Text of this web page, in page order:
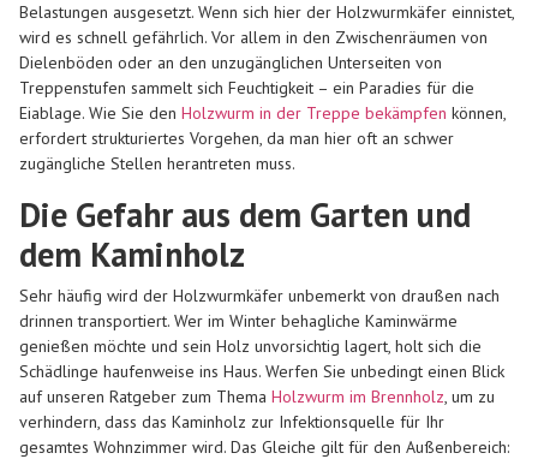
Belastungen ausgesetzt. Wenn sich hier der Holzwurmkäfer einnistet,
wird es schnell gefährlich. Vor allem in den Zwischenräumen von
Dielenböden oder an den unzugänglichen Unterseiten von
Treppenstufen sammelt sich Feuchtigkeit – ein Paradies für die
Eiablage. Wie Sie den Holzwurm in der Treppe bekämpfen können,
erfordert strukturiertes Vorgehen, da man hier oft an schwer
zugängliche Stellen herantreten muss.
Die Gefahr aus dem Garten und
dem Kaminholz
Sehr häufig wird der Holzwurmkäfer unbemerkt von draußen nach
drinnen transportiert. Wer im Winter behagliche Kaminwärme
genießen möchte und sein Holz unvorsichtig lagert, holt sich die
Schädlinge haufenweise ins Haus. Werfen Sie unbedingt einen Blick
auf unseren Ratgeber zum Thema Holzwurm im Brennholz, um zu
verhindern, dass das Kaminholz zur Infektionsquelle für Ihr
gesamtes Wohnzimmer wird. Das Gleiche gilt für den Außenbereich: